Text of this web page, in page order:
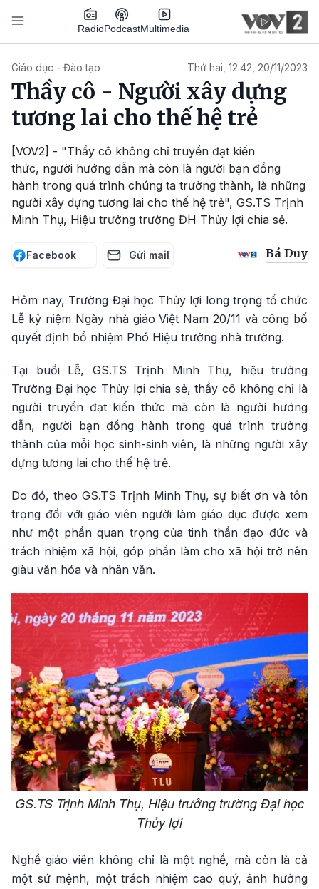
Nhảy đến nội dung
RadioPodcastMultimedia
Giáo dục - Đào tạo Thứ hai, 12:42, 20/11/2023
Thầy cô - Người xây dựng
tương lai cho thế hệ trẻ
[VOV2] - "Thầy cô không chỉ truyền đạt kiến
thức, người hướng dẫn mà còn là người bạn đồng
hành trong quá trình chúng ta trưởng thành, là những
người xây dựng tương lai cho thế hệ trẻ", GS.TS Trịnh
Minh Thụ, Hiệu trưởng trường ĐH Thủy lợi chia sẻ.
Facebook Gửi mail Bá Duy
Hôm nay, Trường Đại học Thủy lợi long trọng tổ chức
Lễ kỷ niệm Ngày nhà giáo Việt Nam 20/11 và công bố
quyết định bổ nhiệm Phó Hiệu trưởng nhà trường.
Tại buổi Lễ, GS.TS Trịnh Minh Thụ, hiệu trưởng
Trường Đại học Thủy lợi chia sẻ, thầy cô không chỉ là
người truyền đạt kiến thức mà còn là người hướng
dẫn, người bạn đồng hành trong quá trình trưởng
thành của mỗi học sinh-sinh viên, là những người xây
dựng tương lai cho thế hệ trẻ.
Do đó, theo GS.TS Trịnh Minh Thụ, sự biết ơn và tôn
trọng đối với giáo viên người làm giáo dục được xem
như một phần quan trọng của tinh thần đạo đức và
trách nhiệm xã hội, góp phần làm cho xã hội trở nên
giàu văn hóa và nhân văn.
GS.TS Trịnh Minh Thụ, Hiệu trưởng trường Đại học
Thủy lợi
Nghề giáo viên không chỉ là một nghề, mà còn là cả
một sứ mệnh, một trách nhiệm cao quý, ảnh hưởng